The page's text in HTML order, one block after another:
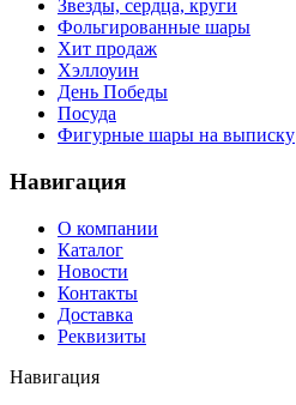
Звезды, сердца, круги
Фольгированные шары
Хит продаж
Хэллоуин
День Победы
Посуда
Фигурные шары на выписку
Навигация
О компании
Каталог
Новости
Контакты
Доставка
Реквизиты
Навигация